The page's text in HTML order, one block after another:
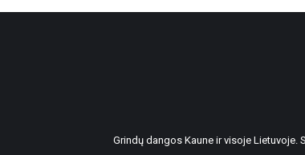
Grindų dangos Kaune ir visoje Lietuvoje.